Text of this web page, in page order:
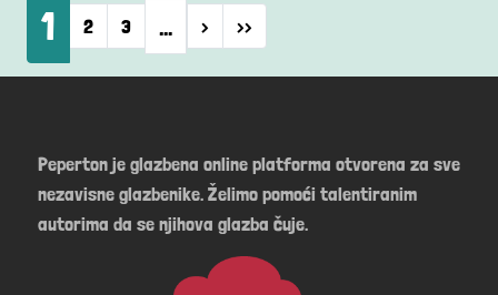
1 2 3 … › Next page
››
Peperton je glazbena online platforma otvorena za sve
nezavisne glazbenike. Želimo pomoći talentiranim
autorima da se njihova glazba čuje.